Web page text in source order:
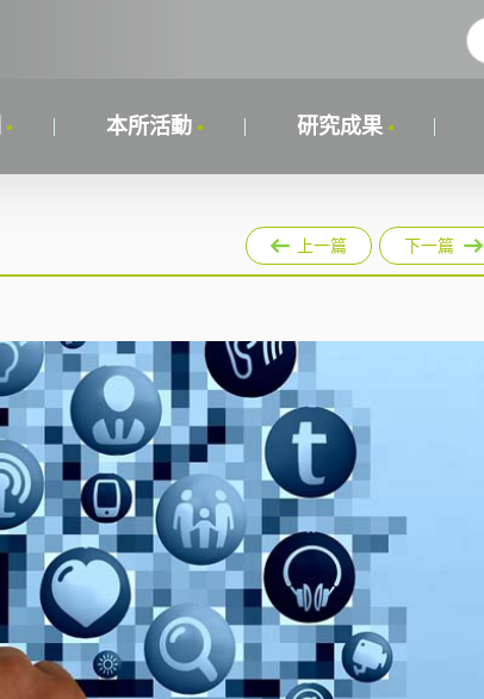
本所活動 研究成果
上一篇 下一篇